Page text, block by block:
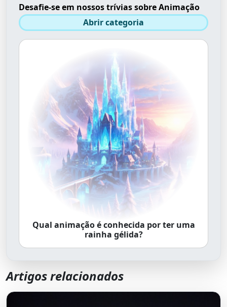
Desafie-se em nossos trívias sobre Animação
Abrir categoria
Qual animação é conhecida por ter uma
rainha gélida?
Artigos relacionados